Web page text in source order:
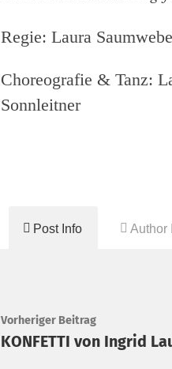
Regie: Laura
Choreografie & Tanz:
Sonnleitner
Post Info Author
Vorheriger Beitrag
KONFETTI von Ingrid